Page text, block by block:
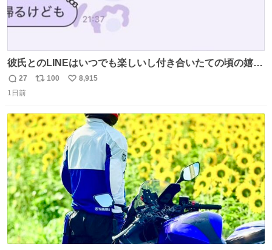
彼氏とのLINEはいつでも楽しいし付き合いたての頃の嬉し
かったLINEは無限にあるけど(同棲前は1日で各50通くらい
送りあってたし)最近嬉しかったのはこれ
返
信
27
リ
ト
数
100
い
数
8,915
1日前